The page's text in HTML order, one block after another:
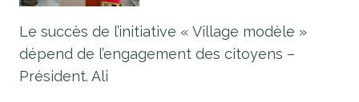
Le succès de l’initiative « Village modèle »
dépend de l’engagement des citoyens –
Président. Ali